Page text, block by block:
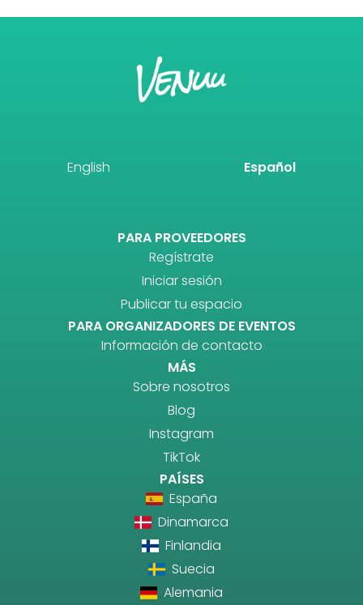
English Español
PARA PROVEEDORES
Regístrate
Iniciar sesión
Publicar tu espacio
PARA ORGANIZADORES DE EVENTOS
Información de contacto
MÁS
Sobre nosotros
Blog
Instagram
TikTok
PAÍSES
España
Dinamarca
Finlandia
Suecia
Alemania